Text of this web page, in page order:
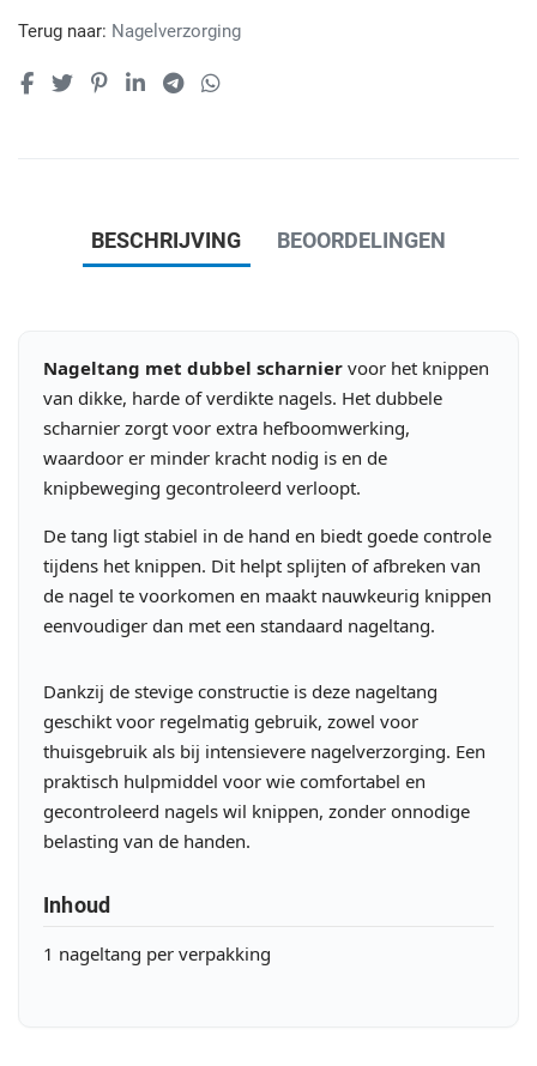
Terug naar: Nagelverzorging
BESCHRIJVING BEOORDELINGEN
Nageltang met dubbel scharnier voor het knippen
van dikke, harde of verdikte nagels. Het dubbele
scharnier zorgt voor extra hefboomwerking,
waardoor er minder kracht nodig is en de
knipbeweging gecontroleerd verloopt.
De tang ligt stabiel in de hand en biedt goede controle
tijdens het knippen. Dit helpt splijten of afbreken van
de nagel te voorkomen en maakt nauwkeurig knippen
eenvoudiger dan met een standaard nageltang.
Dankzij de stevige constructie is deze nageltang
geschikt voor regelmatig gebruik, zowel voor
thuisgebruik als bij intensievere nagelverzorging. Een
praktisch hulpmiddel voor wie comfortabel en
gecontroleerd nagels wil knippen, zonder onnodige
belasting van de handen.
Inhoud
1 nageltang per verpakking